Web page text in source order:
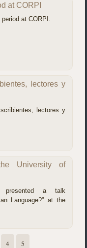
at CORPI
at CORPI.
lectores y
lectores y
University of
presented a talk
Language?” at the
4 5